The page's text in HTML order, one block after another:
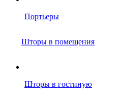
Портьеры
Шторы в помещения
Шторы в гостиную